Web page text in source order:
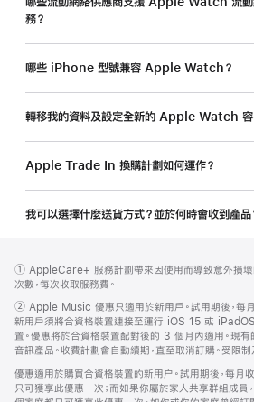
務？
哪些 iPhone 型號兼容 Apple Watch？
轉移我的資料及設定全新的 Apple Watch 容
Apple Trade In 換購計劃如何運作？
我可以選擇什麼送貨方式？並於何時會收到產品
腳
腳
註
腳
① AppleCare+ 服務計劃帶來因使用而導致意外損壞
次數，每次收取服務費。
註
腳
② Apple Music 優惠只適用於新用戶。試用期後，每
新用戶須將合資格裝置連接至運行 iOS 15 或
置。優惠將於合資格裝置配對後的 3 個月內適用。現
音訊產品。收費計劃會自動續期，直至取消訂購。受限制
優惠適用於購買合資格裝置的新用户。試用期後，每
只可獲享此優惠一次；而如果你屬於家人共享群組成員